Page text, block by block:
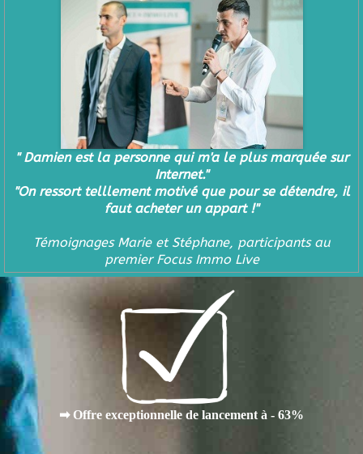
" Damien est la personne qui m'a le plus marquée sur
Internet."
"On ressort telllement motivé que pour se détendre, il
faut acheter un appart !"
Témoignages Marie et Stéphane, participants au
premier Focus Immo Live
➡ Offre exceptionnelle de lancement à - 63%